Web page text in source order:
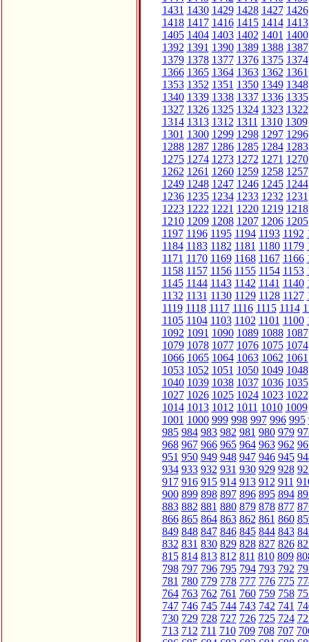
1431 1430 1429 1428 1427 1426
1418 1417 1416 1415 1414 1413
1405 1404 1403 1402 1401 1400
1392 1391 1390 1389 1388 1387
1379 1378 1377 1376 1375 1374
1366 1365 1364 1363 1362 1361
1353 1352 1351 1350 1349 1348
1340 1339 1338 1337 1336 1335
1327 1326 1325 1324 1323 1322
1314 1313 1312 1311 1310 1309
1301 1300 1299 1298 1297 1296
1288 1287 1286 1285 1284 1283
1275 1274 1273 1272 1271 1270
1262 1261 1260 1259 1258 1257
1249 1248 1247 1246 1245 1244
1236 1235 1234 1233 1232 1231
1223 1222 1221 1220 1219 1218
1210 1209 1208 1207 1206 1205
1197 1196 1195 1194 1193 1192
1184 1183 1182 1181 1180 1179
1171 1170 1169 1168 1167 1166
1158 1157 1156 1155 1154 1153
1145 1144 1143 1142 1141 1140
1132 1131 1130 1129 1128 1127
1119 1118 1117 1116 1115 1114
1105 1104 1103 1102 1101 1100
1092 1091 1090 1089 1088 1087
1079 1078 1077 1076 1075 1074
1066 1065 1064 1063 1062 1061
1053 1052 1051 1050 1049 1048
1040 1039 1038 1037 1036 1035
1027 1026 1025 1024 1023 1022
1014 1013 1012 1011 1010 1009
1001 1000 999 998 997 996 995
985 984 983 982 981 980 979
968 967 966 965 964 963 962
951 950 949 948 947 946 945
934 933 932 931 930 929 928
917 916 915 914 913 912 911
900 899 898 897 896 895 894
883 882 881 880 879 878 877
866 865 864 863 862 861 860
849 848 847 846 845 844 843
832 831 830 829 828 827 826
815 814 813 812 811 810 809
798 797 796 795 794 793 792
781 780 779 778 777 776 775
764 763 762 761 760 759 758
747 746 745 744 743 742 741
730 729 728 727 726 725 724
713 712 711 710 709 708 707